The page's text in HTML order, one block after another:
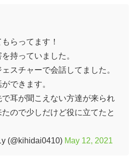
らってます！
持っていました。
スチャーで会話してました。
できます。
耳が聞こえない方達が来られ
ので少しだけど役に立てたと
(@kihidai0410) May 12, 2021